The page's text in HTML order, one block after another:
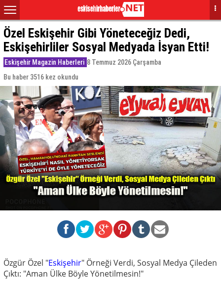
Özel Eskişehir Gibi Yöneteceğiz Dedi,
Eskişehirliler Sosyal Medyada İsyan Etti!
Eskişehir Magazin Haberleri 8 Temmuz 2026 Çarşamba
Bu haber 3516 kez okundu
Özgür Özel "Eskişehir" Örneği Verdi, Sosyal Medya Çileden
Çıktı: "Aman Ülke Böyle Yönetilmesin!"